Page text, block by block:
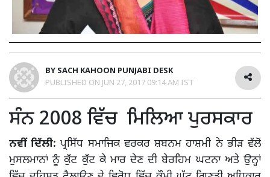
BY SACH KAHOON PUNJABI DESK
PUBLISHED ON JUN 27, 2017 09:14 AM IST
ਸੰਨ 2008 ਵਿੱਚ ਮਿਲਿਆ ਪੁਰਸਕਾਰ
ਨਵੀਂ ਦਿੱਲੀ: ਪ੍ਰਸਿੱਧ ਸਮਾਜਿਕ ਵਰਕਰ ਸ਼ਬਨਮ ਹਾਸ਼ਮੀ ਨੇ ਭੀੜ ਵੱਲੋਂ
ਮੁਸਲਮਾਨਾਂ ਨੂੰ ਕੁੱਟ ਕੁੱਟ ਕੇ ਮਾਰ ਦੇਣ ਦੀ ਬੇਰਹਿਮ ਘਟਨਾ ਅਤੇ ਉਨ੍ਹਾਂ